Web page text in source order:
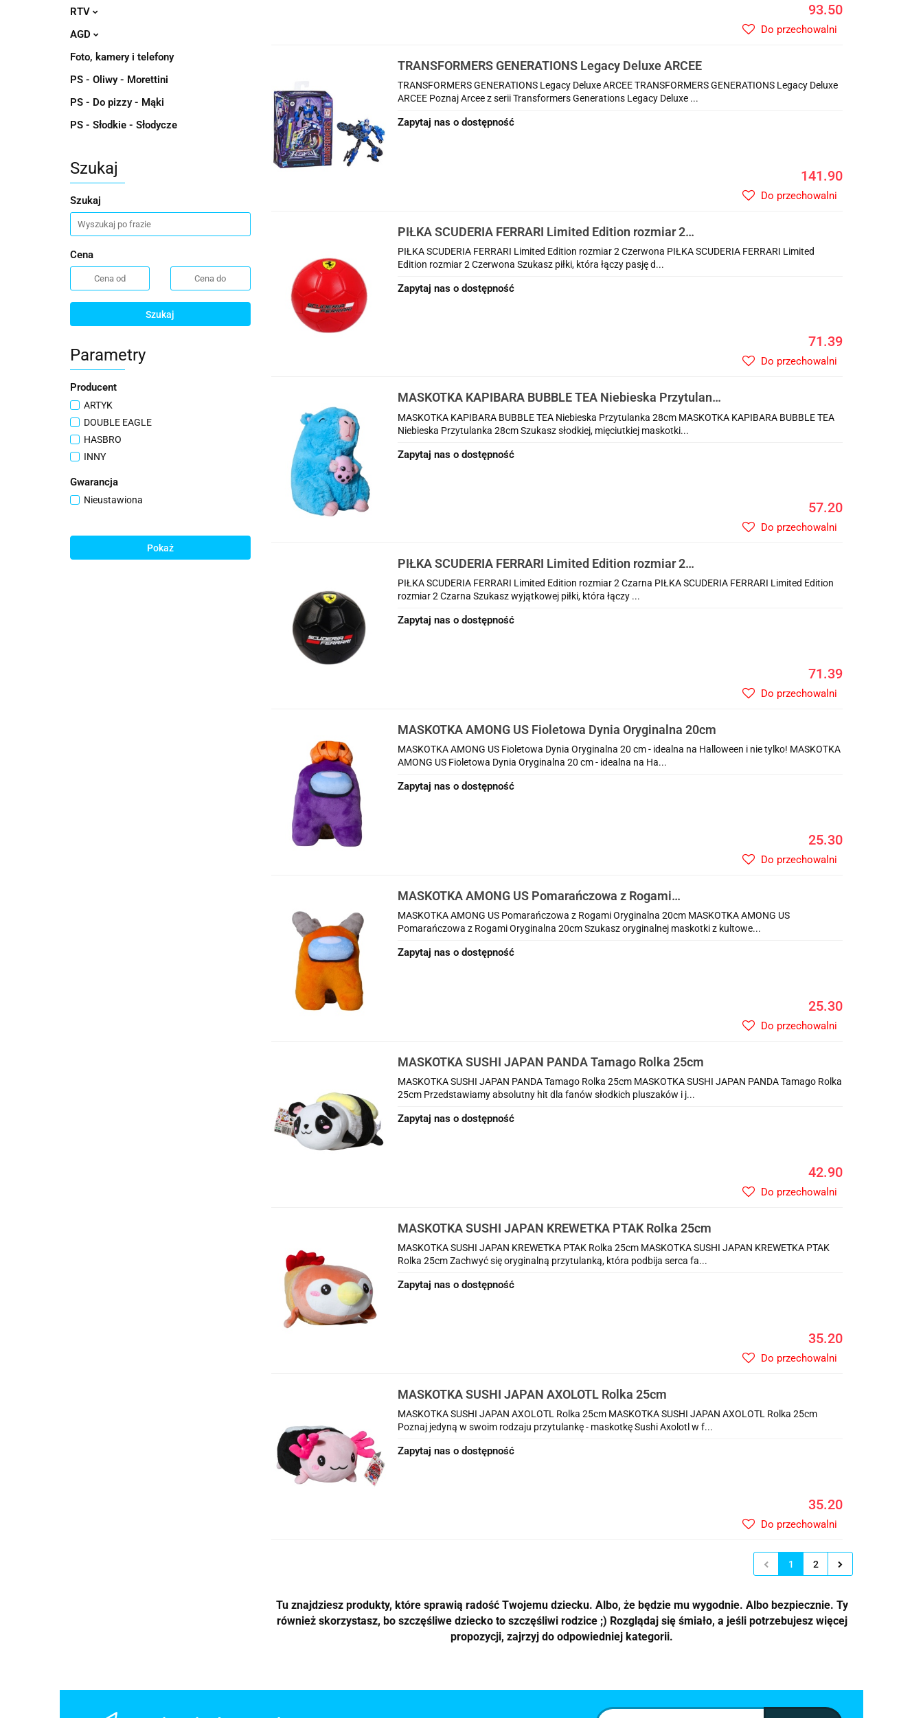
RTV
AGD
Foto, kamery i telefony
PS - Oliwy - Morettini
PS - Do pizzy - Mąki
PS - Słodkie - Słodycze
Szukaj
Szukaj
Cena
Szukaj
Parametry
Producent
ARTYK
DOUBLE EAGLE
HASBRO
INNY
Gwarancja
Nieustawiona
Pokaż
93.50
Do przechowalni
TRANSFORMERS GENERATIONS Legacy Deluxe ARCEE
TRANSFORMERS GENERATIONS Legacy Deluxe ARCEE TRANSFORMERS GENERATIONS Legacy Deluxe
ARCEE Poznaj Arcee z serii Transformers Generations Legacy Deluxe ...
Zapytaj nas o dostępność
141.90
Do przechowalni
PIŁKA SCUDERIA FERRARI Limited Edition rozmiar 2
Czerwona
PIŁKA SCUDERIA FERRARI Limited Edition rozmiar 2 Czerwona PIŁKA SCUDERIA FERRARI Limited
Edition rozmiar 2 Czerwona Szukasz piłki, która łączy pasję d...
Zapytaj nas o dostępność
71.39
Do przechowalni
MASKOTKA KAPIBARA BUBBLE TEA Niebieska Przytulanka
28cm
MASKOTKA KAPIBARA BUBBLE TEA Niebieska Przytulanka 28cm MASKOTKA KAPIBARA BUBBLE TEA
Niebieska Przytulanka 28cm Szukasz słodkiej, mięciutkiej maskotki...
Zapytaj nas o dostępność
57.20
Do przechowalni
PIŁKA SCUDERIA FERRARI Limited Edition rozmiar 2
Czarna
PIŁKA SCUDERIA FERRARI Limited Edition rozmiar 2 Czarna PIŁKA SCUDERIA FERRARI Limited Edition
rozmiar 2 Czarna Szukasz wyjątkowej piłki, która łączy ...
Zapytaj nas o dostępność
71.39
Do przechowalni
MASKOTKA AMONG US Fioletowa Dynia Oryginalna 20cm
MASKOTKA AMONG US Fioletowa Dynia Oryginalna 20 cm - idealna na Halloween i nie tylko! MASKOTKA
AMONG US Fioletowa Dynia Oryginalna 20 cm - idealna na Ha...
Zapytaj nas o dostępność
25.30
Do przechowalni
MASKOTKA AMONG US Pomarańczowa z Rogami
Oryginalna 20cm
MASKOTKA AMONG US Pomarańczowa z Rogami Oryginalna 20cm MASKOTKA AMONG US
Pomarańczowa z Rogami Oryginalna 20cm Szukasz oryginalnej maskotki z kultowe...
Zapytaj nas o dostępność
25.30
Do przechowalni
MASKOTKA SUSHI JAPAN PANDA Tamago Rolka 25cm
MASKOTKA SUSHI JAPAN PANDA Tamago Rolka 25cm MASKOTKA SUSHI JAPAN PANDA Tamago Rolka
25cm Przedstawiamy absolutny hit dla fanów słodkich pluszaków i j...
Zapytaj nas o dostępność
42.90
Do przechowalni
MASKOTKA SUSHI JAPAN KREWETKA PTAK Rolka 25cm
MASKOTKA SUSHI JAPAN KREWETKA PTAK Rolka 25cm MASKOTKA SUSHI JAPAN KREWETKA PTAK
Rolka 25cm Zachwyć się oryginalną przytulanką, która podbija serca fa...
Zapytaj nas o dostępność
35.20
Do przechowalni
MASKOTKA SUSHI JAPAN AXOLOTL Rolka 25cm
MASKOTKA SUSHI JAPAN AXOLOTL Rolka 25cm MASKOTKA SUSHI JAPAN AXOLOTL Rolka 25cm
Poznaj jedyną w swoim rodzaju przytulankę - maskotkę Sushi Axolotl w f...
Zapytaj nas o dostępność
35.20
Do przechowalni
1 2
Tu znajdziesz produkty, które sprawią radość Twojemu dziecku. Albo, że będzie mu wygodnie. Albo bezpiecznie. Ty
również skorzystasz, bo szczęśliwe dziecko to szczęśliwi rodzice ;) Rozglądaj się śmiało, a jeśli potrzebujesz więcej
propozycji, zajrzyj do odpowiedniej kategorii.